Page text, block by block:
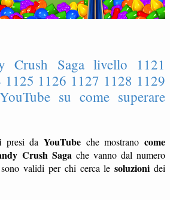
Crush Saga livello 1121
1125 1126 1127 1128 1129
su come superare
presi da YouTubeche mostranocome
Crush Saga che vanno dal numero
validi per chi cerca lesoluzioni dei